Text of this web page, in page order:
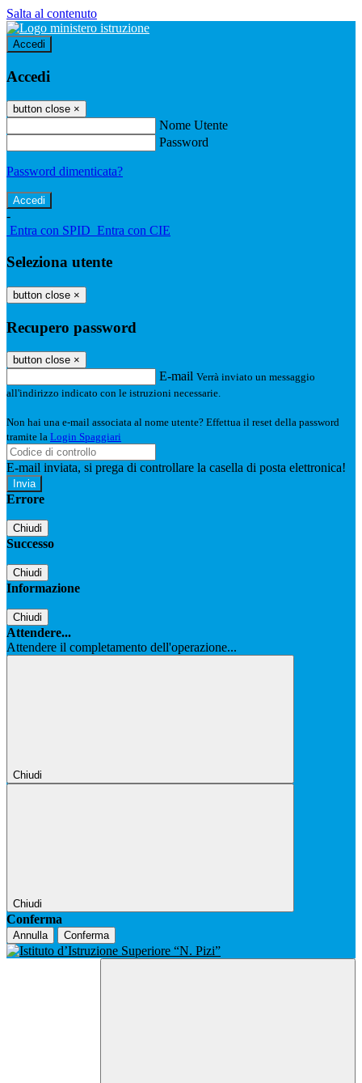
Salta al contenuto
Accedi
Accedi
button close ×
Nome Utente
Password
Password dimenticata?
-
Entra con SPID Entra con CIE
Seleziona utente
button close ×
Recupero password
button close ×
E-mail Verrà inviato un messaggio
all'indirizzo indicato con le istruzioni necessarie.
Non hai una e-mail associata al nome utente? Effettua il reset della password
tramite la Login Spaggiari
E-mail inviata, si prega di controllare la casella di posta elettronica!
Errore
Chiudi
Successo
Chiudi
Informazione
Chiudi
Attendere...
Attendere il completamento dell'operazione...
Chiudi
Chiudi
Conferma
Annulla Conferma